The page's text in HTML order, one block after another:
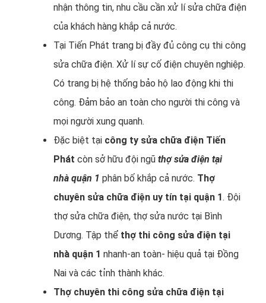
nhận thông tin, nhu cầu cần xử lí sửa chữa điện
của khách hàng khắp cả nước.
Tại Tiến Phát trang bị đầy đủ công cụ thi công
sửa chữa điện. Xử lí sự cố điện chuyên nghiệp.
Có trang bị hệ thống bảo hộ lao động khi thi
công. Đảm bảo an toàn cho người thi công và
mọi người xung quanh.
Đặc biệt tại công ty sửa chữa điện Tiến
Phát còn sở hữu đội ngũ thợ sửa điện tại
nhà quận 1 phân bố khắp cả nước. Thợ
chuyên sửa chữa điện uy tín tại quận 1. Đội
thợ sửa chữa điện, thợ sửa nước tại Bình
Dương. Tập thể thợ thi công sửa điện tại
nhà quận 1 nhanh-an toàn- hiệu quả tại Đồng
Nai và các tỉnh thành khác.
Thợ chuyên thi công sửa chữa điện tại